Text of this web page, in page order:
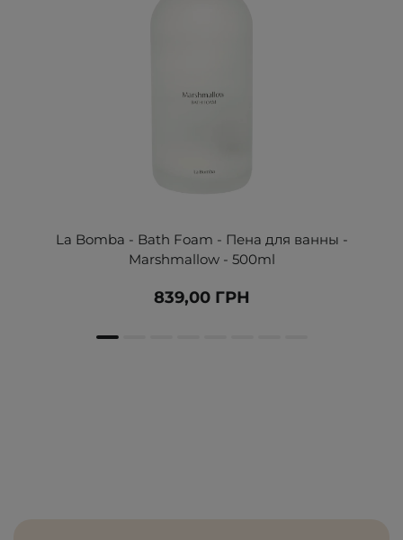
La Bomba - Bath Foam - Пена для ванны -
Marshmallow - 500ml
839,00 ГРН